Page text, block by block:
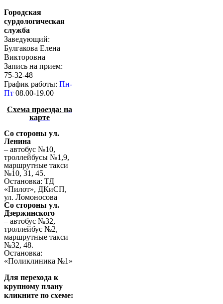
Городская
сурдологическая
служба
Заведующий:
Булгакова Елена
Викторовна
Запись на прием:
75-32-48
График работы: Пн-
Пт 08.00-19.00
Схема проезда: на
карте
Со стороны ул.
Ленина
– автобус №10,
троллейбусы №1,9,
маршрутные такси
№10, 31, 45.
Остановка: ТД
«Пилот», ДКиСП,
ул. Ломоносова
Со стороны ул.
Дзержинского
– автобус №32,
троллейбус №2,
маршрутные такси
№32, 48.
Остановка:
«Поликлиника №1»
Для перехода к
крупному плану
кликните по схеме: